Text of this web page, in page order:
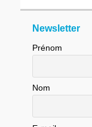
Newsletter
Prénom
Nom